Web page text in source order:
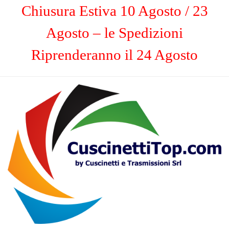
Chiusura Estiva 10 Agosto / 23
Agosto – le Spedizioni
Riprenderanno il 24 Agosto